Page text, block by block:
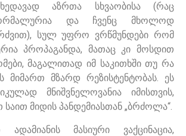
აზრთა სხვაობისა (რაც
და ჩვენც მხოლოდ
სულ უფრო ვრწმუნდები რომ
პროპაგანდა, მათაც კი მოსდით
მაგალითად იმ საკითხში თუ რა
მიმართ მზარდ რეზისტენტობას. ეს
მნიშვნელოვანია იმისთვის,
მიდის პანდემიასთან „ბრძოლა“.
მასიური ვაქცინაცია,